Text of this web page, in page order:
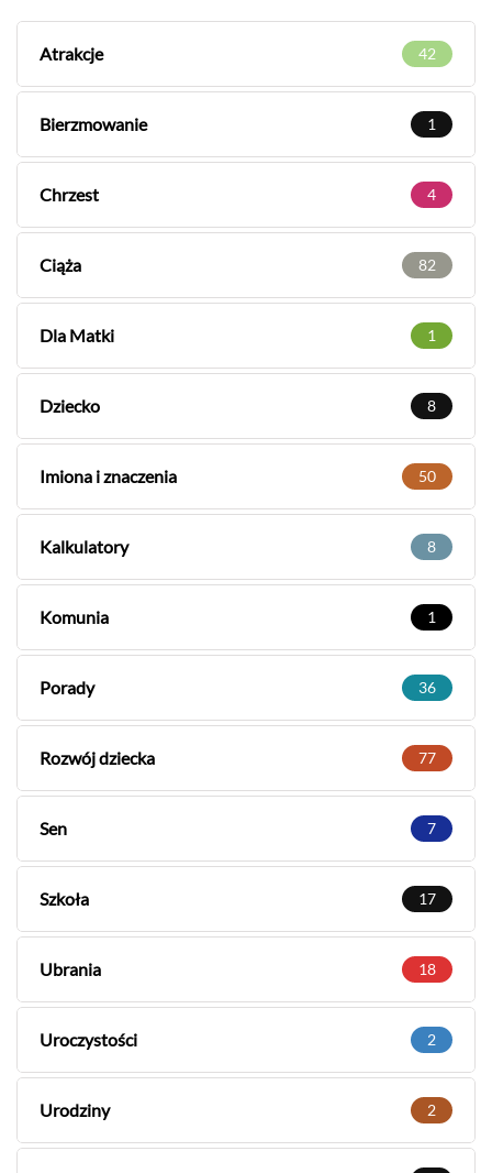
Atrakcje 42
Bierzmowanie 1
Chrzest 4
Ciąża 82
Dla Matki 1
Dziecko 8
Imiona i znaczenia 50
Kalkulatory 8
Komunia 1
Porady 36
Rozwój dziecka 77
Sen 7
Szkoła 17
Ubrania 18
Uroczystości 2
Urodziny 2